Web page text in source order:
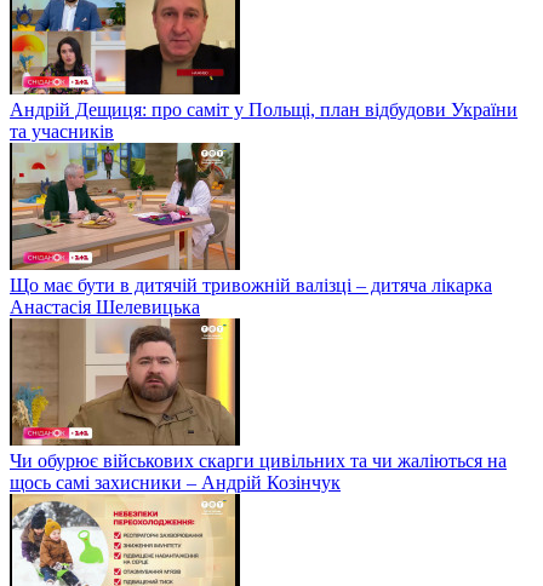
Андрій Дещиця: про саміт у Польщі, план відбудови України
та учасників
Що має бути в дитячій тривожній валізці – дитяча лікарка
Анастасія Шелевицька
Чи обурює військових скарги цивільних та чи жаліються на
щось самі захисники – Андрій Козінчук